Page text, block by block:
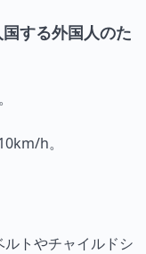
する外国人のた
h。
トやチャイルドシ